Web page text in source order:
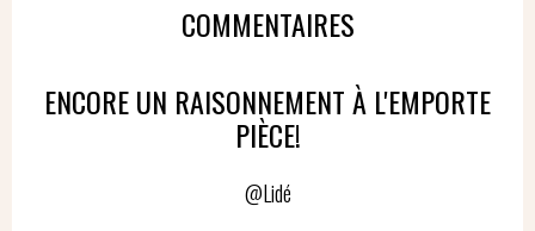
COMMENTAIRES
ENCORE UN RAISONNEMENT À L'EMPORTE
PIÈCE!
@Lidé